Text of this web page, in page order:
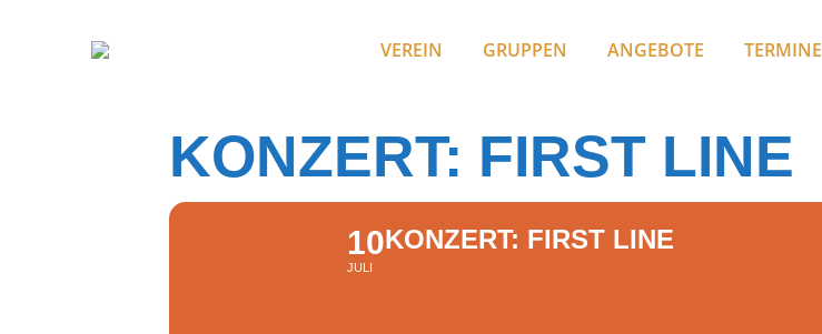
VEREIN GRUPPEN ANGEBOTE TERMINE
KONZERT: FIRST LINE
10
JULI
KONZERT: FIRST LINE